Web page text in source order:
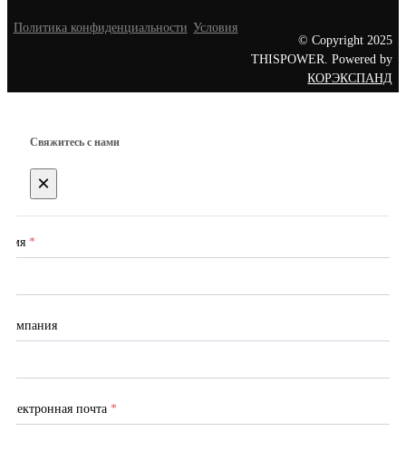
Политика конфиденциальности Условия
© Copyright 2025
THISPOWER. Powered by
КОРЭКСПАНД
Свяжитесь с нами
×
Имя *
Компания
Электронная почта *